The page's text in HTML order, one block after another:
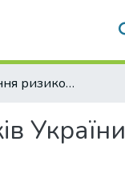
Стан управління ризиком ліквідності комерційних банків України
України